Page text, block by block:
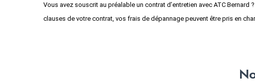
Vous avez souscrit au préalable un contrat d’entretien avec ATC Bernard
clauses de votre contrat, vos frais de dépannage peuvent être pris en